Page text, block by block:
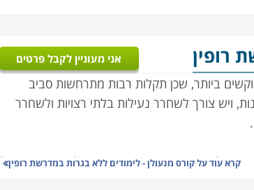
רופין אני מעוניין לקבל פרטים
ביותר, שכן תקלות רבות מתרחשות סביב
ויש צורך לשחרר נעילות בלתי רצויות ולשחרר
בשל מפתח שנשבר בתוך המנעול או רכב שננעל
קרא עוד עלקורס מנעולן - לימודים ללא בגרות במדרשת רופין